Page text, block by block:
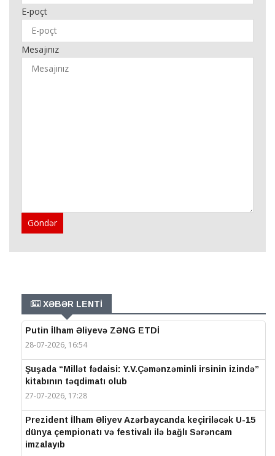
E-poçt
Mesajınız
Göndər
XƏBƏR LENTİ
Putin İlham Əliyevə ZƏNG ETDİ
28-07-2026, 16:54
Şuşada “Millət fədaisi: Y.V.Çəmənzəminli irsinin izində”
kitabının təqdimatı olub
27-07-2026, 17:28
Prezident İlham Əliyev Azərbaycanda keçiriləcək U-15
dünya çempionatı və festivalı ilə bağlı Sərəncam
imzalayıb